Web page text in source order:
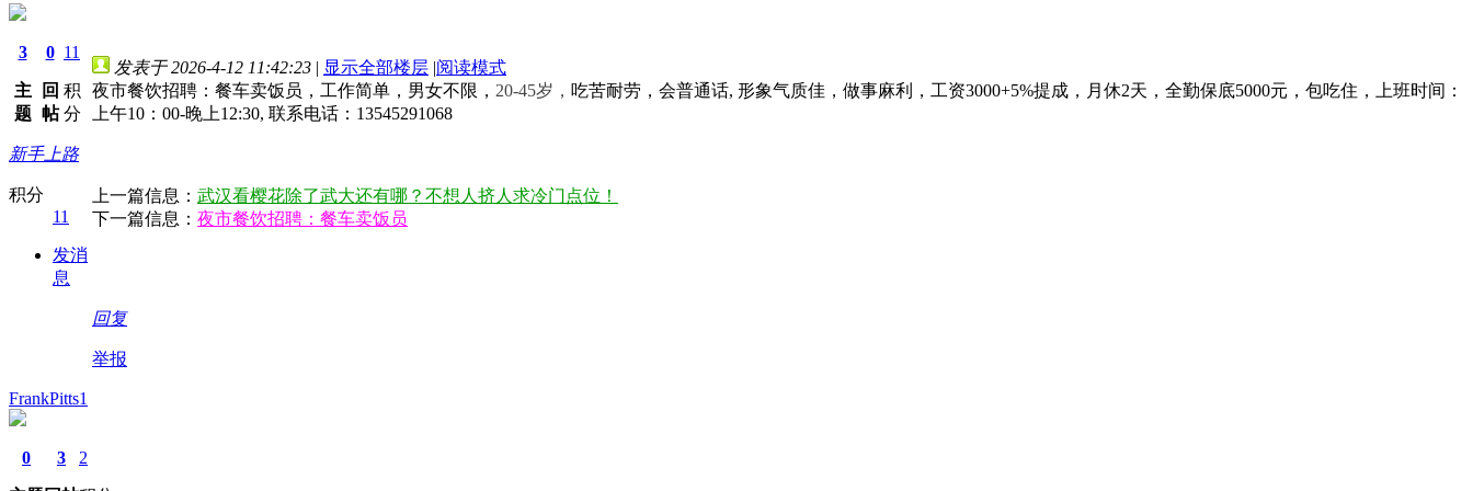
3
主
题
0
回
帖
11
积
分
新手上路
积分
11
发消
息
发表于 2026-4-12 11:42:23 | 显示全部楼层 |阅读模式
夜市餐饮招聘：餐车卖饭员，工作简单，男女不限， 20-45岁， 吃苦耐劳，会普通话, 形象气质佳，做事麻利，工资3000+5%提成，月休2天，全勤保底5000元，包吃住，上班时间：
上午10：00-晚上12:30, 联系电话：13545291068
上一篇信息： 武汉看樱花除了武大还有哪？不想人挤人求冷门点位！
下一篇信息： 夜市餐饮招聘：餐车卖饭员
回复
举报
FrankPitts1
0 3 2